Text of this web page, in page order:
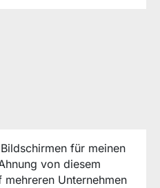
für meinen
von diesem
Unternehmen